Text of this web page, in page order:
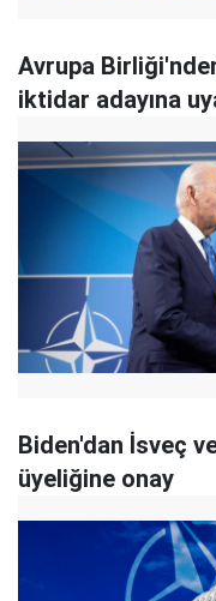
Avrupa
iktidar adayına
Biden'dan İsveç
üyeliğine onay